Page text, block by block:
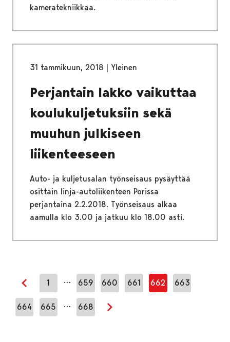
kameratekniikkaa.
31 tammikuun, 2018 | Yleinen
Perjantain lakko vaikuttaa
koulukuljetuksiin sekä
muuhun julkiseen
liikenteeseen
Auto- ja kuljetusalan työnseisaus pysäyttää
osittain linja-autoliikenteen Porissa
perjantaina 2.2.2018. Työnseisaus alkaa
aamulla klo 3.00 ja jatkuu klo 18.00 asti.
Edellinen sivu
1 … 659 660 661 662 663
664 665 … 668
Seuraava sivu